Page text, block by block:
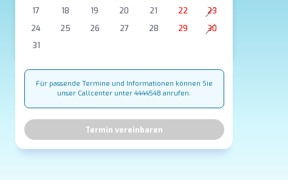
17
18 19 20 21 22
23
24
25 26 27 28 29
30
31
Für passende Termine und Informationen können Sie
unser Callcenter unter 4444548 anrufen.
Termin vereinbaren